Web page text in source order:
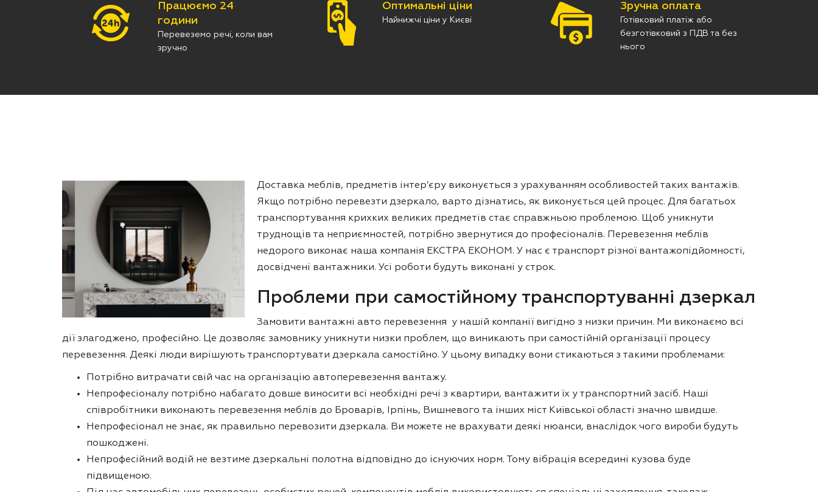
Працюємо 24
години
Перевеземо речі, коли вам
зручно
Оптимальні ціни
Найнижчі ціни у Києві
Зручна оплата
Готівковий платіж або
безготівковий з ПДВ та без
нього
Доставка меблів, предметів інтер’єру виконується з урахуванням особливостей таких вантажів.
Якщо потрібно перевезти дзеркало, варто дізнатись, як виконується цей процес. Для багатьох
транспортування крихких великих предметів стає справжньою проблемою. Щоб уникнути
труднощів та неприємностей, потрібно звернутися до професіоналів. Перевезення меблів
недорого виконає наша компанія ЕКСТРА ЕКОНОМ. У нас є транспорт різної вантажопідйомності,
досвідчені вантажники. Усі роботи будуть виконані у строк.
Проблеми при самостійному транспортуванні дзеркал
Замовити вантажні авто перевезення у нашій компанії вигідно з низки причин. Ми виконаємо всі
дії злагоджено, професійно. Це дозволяє замовнику уникнути низки проблем, що виникають при самостійній організації процесу
перевезення. Деякі люди вирішують транспортувати дзеркала самостійно. У цьому випадку вони стикаються з такими проблемами:
Потрібно витрачати свій час на організацію автоперевезення вантажу.
Непрофесіоналу потрібно набагато довше виносити всі необхідні речі з квартири, вантажити їх у транспортний засіб. Наші
співробітники виконають перевезення меблів до Броварів, Ірпінь, Вишневого та інших міст Київської області значно швидше.
Непрофесіонал не знає, як правильно перевозити дзеркала. Ви можете не врахувати деякі нюанси, внаслідок чого вироби будуть
пошкоджені.
Непрофесійний водій не везтиме дзеркальні полотна відповідно до існуючих норм. Тому вібрація всередині кузова буде
підвищеною.